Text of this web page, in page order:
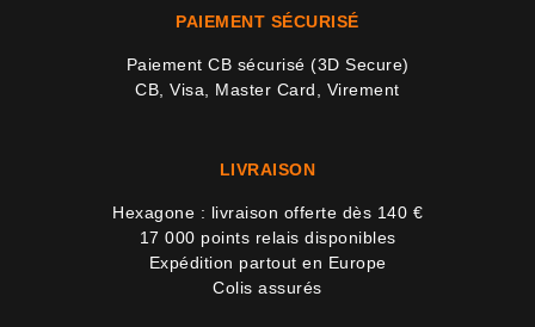
PAIEMENT SÉCURISÉ
Paiement CB sécurisé (3D Secure)
CB, Visa, Master Card, Virement
LIVRAISON
Hexagone : livraison offerte dès 140 €
17 000 points relais disponibles
Expédition partout en Europe
Colis assurés